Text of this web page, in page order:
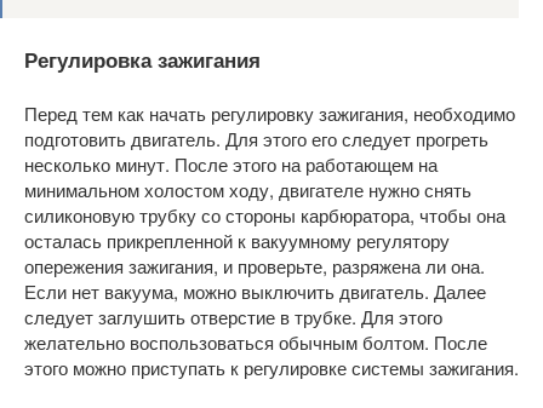
Регулировка зажигания
Перед тем как начать регулировку зажигания, необходимо
подготовить двигатель. Для этого его следует прогреть
несколько минут. После этого на работающем на
минимальном холостом ходу, двигателе нужно снять
силиконовую трубку со стороны карбюратора, чтобы она
осталась прикрепленной к вакуумному регулятору
опережения зажигания, и проверьте, разряжена ли она.
Если нет вакуума, можно выключить двигатель. Далее
следует заглушить отверстие в трубке. Для этого
желательно воспользоваться обычным болтом. После
этого можно приступать к регулировке системы зажигания.